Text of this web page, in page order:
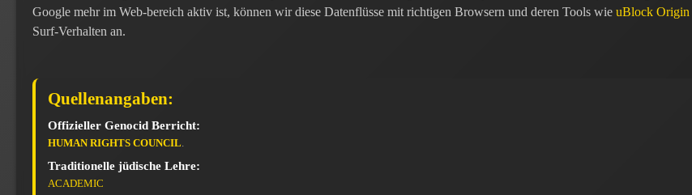
Google mehr im Web-bereich aktiv ist, können wir diese Datenflüsse mit richtigen Browsern und deren Tools wie uBlock Origin
Surf-Verhalten an.
Quellenangaben:
Offizieller Genocid Berricht:
HUMAN RIGHTS COUNCIL
Traditionelle jüdische Lehre:
ACADEMIC